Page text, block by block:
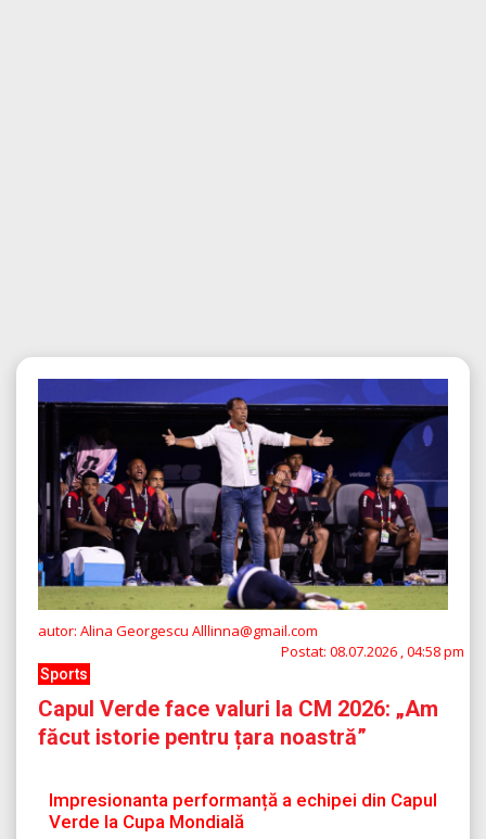
autor: Alina Georgescu Alllinna@gmail.com
Postat: 08.07.2026 , 04:58 pm
Sports
Capul Verde face valuri la CM 2026: „Am
făcut istorie pentru țara noastră”
Impresionanta performanță a echipei din Capul
Verde la Cupa Mondială